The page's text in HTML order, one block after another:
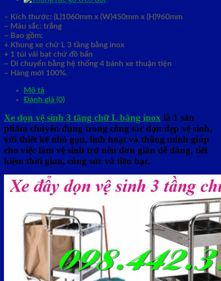
– Kích thước: (L)1060mm x (W)450mm x (H)960mm
– Màu sắc: trắng
– Bao gồm:
+ Khung xe chữ L 3 tầng bằng inox
+ 1 túi vải bạt chứ đồ bẩn
– Di chuyển bằng hệ thống 4 bánh xe thuận tiện
– Hàng mới 100%.
Mô tả
Đánh giá (0)
Xe dọn vệ sinh 3 tầng chữ L bằng inox là 1 sản
phẩm chuyên dụng trong công tác dọn dẹp vệ sinh,
với thiết kế nhỏ gọn, linh hoạt và thông minh giúp
cho việc làm vệ sinh trở nên đơn giản dễ dàng, tiết
kiệm thời gian, công sức và tiền bạc.